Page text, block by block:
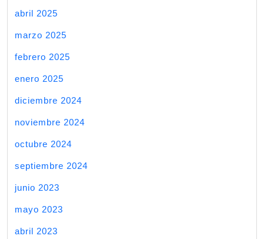
abril 2025
marzo 2025
febrero 2025
enero 2025
diciembre 2024
noviembre 2024
octubre 2024
septiembre 2024
junio 2023
mayo 2023
abril 2023